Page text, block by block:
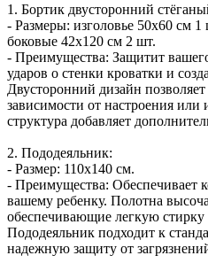
1. Бортик двусторонний
- Размеры: изголовье 50х60 см
боковые 42х120 см 2 шт.
- Преимущества: Защитит
ударов о стенки кроватки и
Двусторонний дизайн
зависимости от настроения или
структура добавляет
2. Пододеяльник:
- Размер: 110х140 см.
- Преимущества:
вашему ребенку. Полотна
обеспечивающие легкую стирку
Пододеяльник подходит к
надежную защиту от